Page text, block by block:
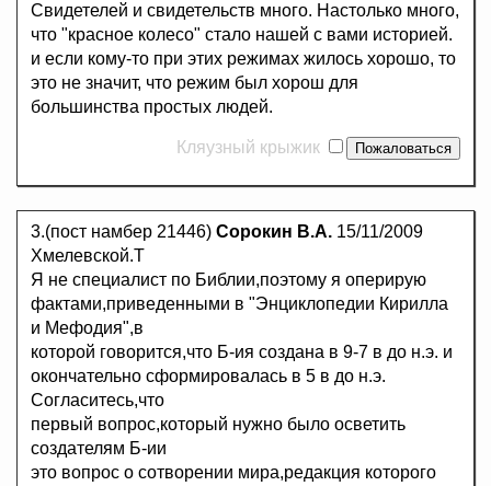
Свидетелей и свидетельств много. Настолько много,
что "красное колесо" стало нашей с вами историей.
и если кому-то при этих режимах жилось хорошо, то
это не значит, что режим был хорош для
большинства простых людей.
Кляузный крыжик
3.(пост намбер 21446) Сорокин В.А. 15/11/2009
Хмелевской.Т
Я не специалист по Библии,поэтому я оперирую
фактами,приведенными в "Энциклопедии Кирилла
и Мефодия",в
которой говорится,что Б-ия создана в 9-7 в до н.э. и
окончательно сформировалась в 5 в до н.э.
Согласитесь,что
первый вопрос,который нужно было осветить
создателям Б-ии
это вопрос о сотворении мира,редакция которого